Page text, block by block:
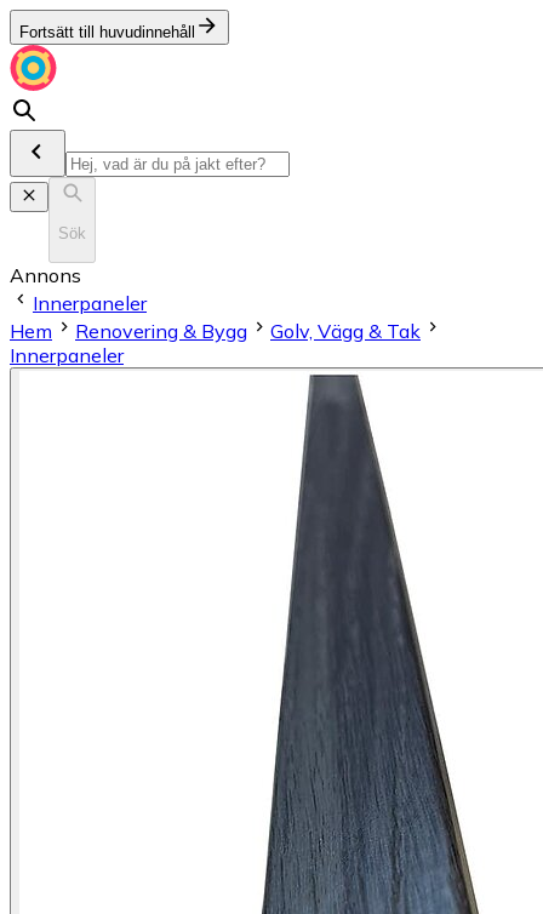
Fortsätt till huvudinnehåll
Sök
Annons
Innerpaneler
Hem
Renovering & Bygg
Golv, Vägg & Tak
Innerpaneler